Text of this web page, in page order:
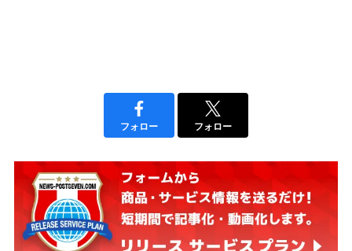
フォロー フォロー